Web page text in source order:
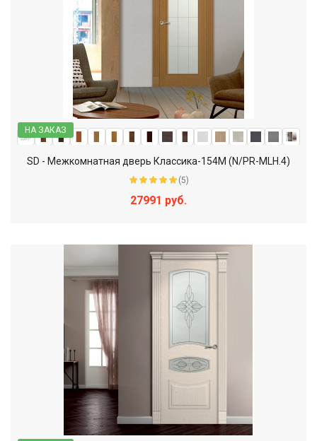
НА ЗАКАЗ
SD - Межкомнатная дверь Классика-154М (N/PR-MLH.4)
(5)
27991 руб.